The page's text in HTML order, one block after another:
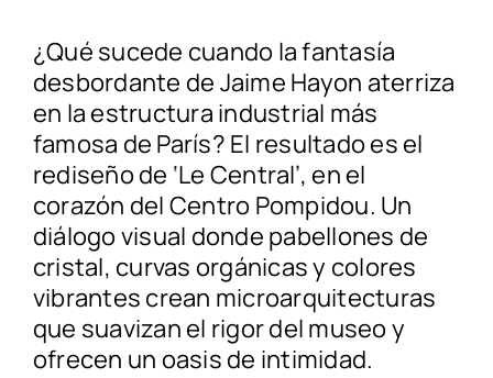
¿Qué sucede cuando la fantasía
desbordante de Jaime Hayon aterriza
en la estructura industrial más
famosa de París? El resultado es el
rediseño de ‘Le Central’, en el
corazón del Centro Pompidou. Un
diálogo visual donde pabellones de
cristal, curvas orgánicas y colores
vibrantes crean microarquitecturas
que suavizan el rigor del museo y
ofrecen un oasis de intimidad.